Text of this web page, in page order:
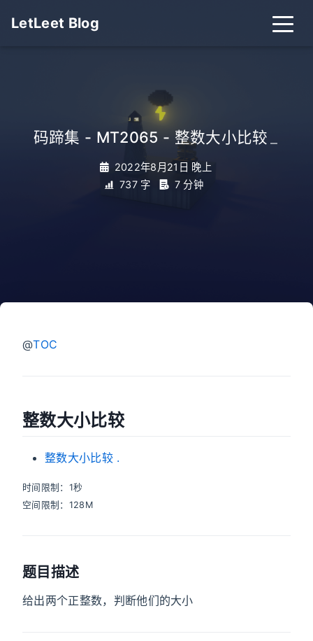
LetLeet Blog
码蹄集 - MT2065 - 整数大小比较
2022年8月21日 晚上
737 字
7 分钟
@TOC
整数大小比较
整数大小比较 .
时间限制：1秒
空间限制：128M
题目描述
给出两个正整数，判断他们的大小